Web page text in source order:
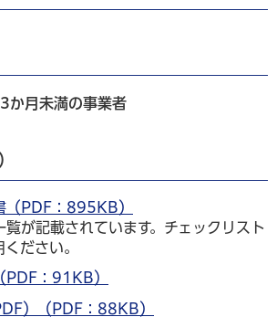
か月未満の事業者
（PDF：895KB）
覧が記載されています。チェックリスト
ださい。
PDF：91KB）
）（PDF：88KB）